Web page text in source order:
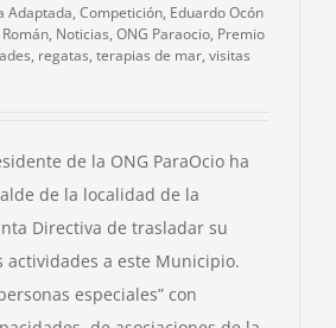
Adaptada, Competición, Eduardo Ocón
Román, Noticias, ONG Paraocio, Premio
, regatas, terapias de mar, visitas
de la ONG ParaOcio ha
de la localidad de la
Directiva de trasladar su
actividades a este Municipio.
especiales” con